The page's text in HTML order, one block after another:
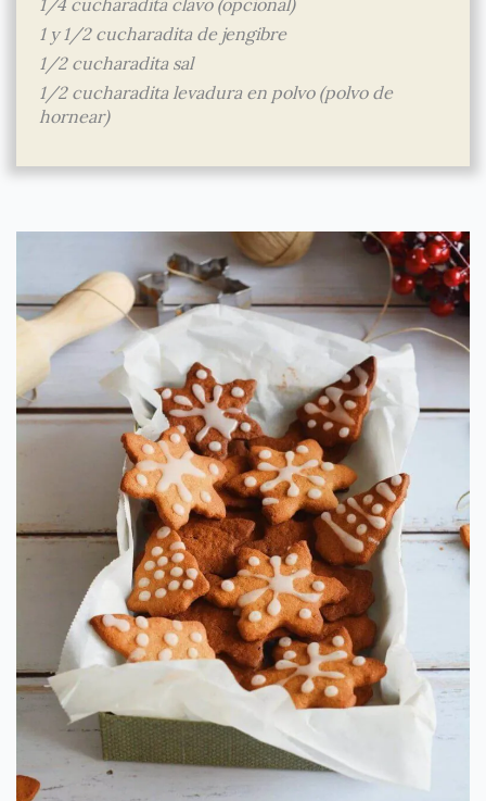
1/4 cucharadita clavo (opcional)
1 y 1/2 cucharadita de jengibre
1/2 cucharadita sal
1/2 cucharadita levadura en polvo (polvo de
hornear)